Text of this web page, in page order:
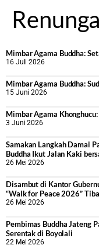
Mimbar Agama Buddha:
16 Juli 2026
Mimbar Agama Buddha:
15 Juni 2026
Mimbar Agama
3 Juni 2026
Samakan Langkah Damai
Buddha Ikut Jalan Kaki
26 Mei 2026
Disambut di Kantor
“Walk for Peace 2026”
26 Mei 2026
‎Pembimas Buddha Jateng
Serentak di Boyolali
22 Mei 2026